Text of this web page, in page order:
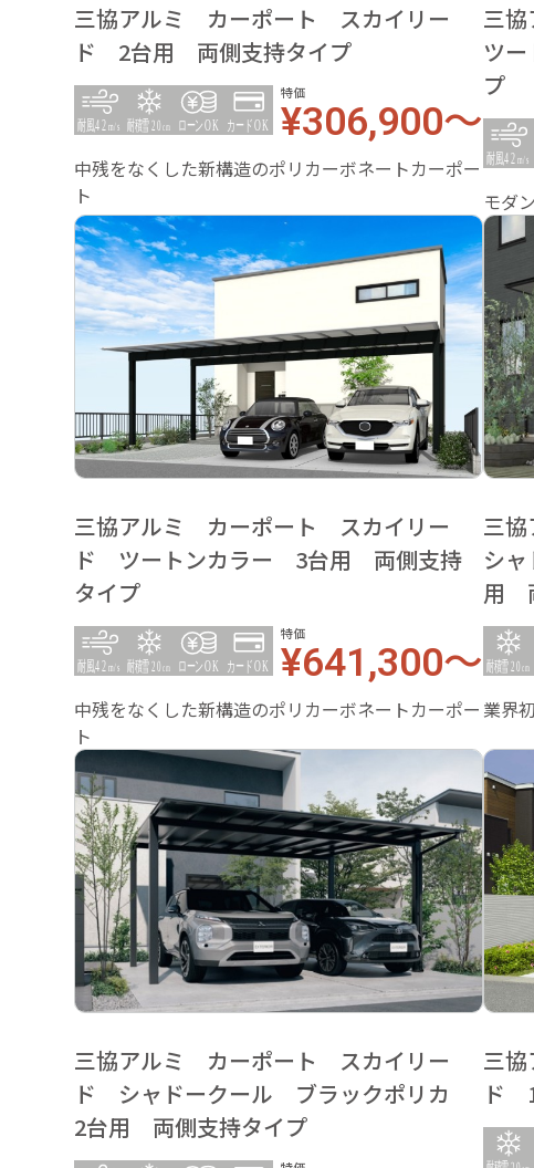
三協アルミ カーポート スカイリー
ド 2台用 両側支持タイプ
特価
¥306,900～
中残をなくした新構造のポリカーボネートカーポー
ト
三
ツ
プ
モダ
三協アルミ カーポート スカイリー
ド ツートンカラー 3台用 両側支持
タイプ
特価
¥641,300～
中残をなくした新構造のポリカーボネートカーポー
ト
三
シ
用
業界
三協アルミ カーポート スカイリー
ド シャドークール ブラックポリカ
2台用 両側支持タイプ
三
ド